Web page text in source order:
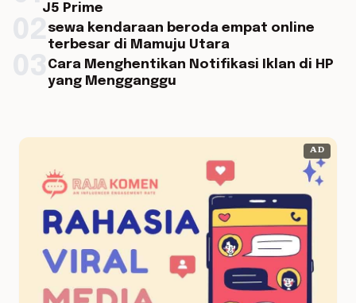
J5 Prime
sewa kendaraan beroda empat online
terbesar di Mamuju Utara
Cara Menghentikan Notifikasi Iklan di HP
yang Mengganggu
AD